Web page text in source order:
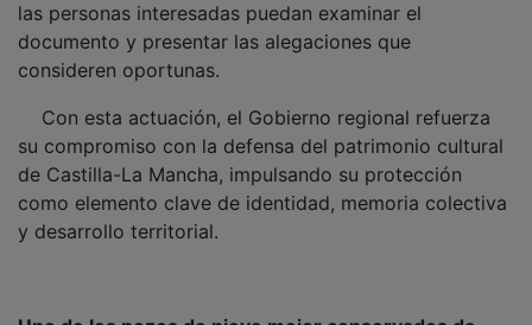
documento y presentar las alegaciones que
consideren oportunas.
su compromiso con la defensa del patrimonio cultural
de Castilla-La Mancha, impulsando su protección
como elemento clave de identidad, memoria colectiva
y desarrollo territorial.